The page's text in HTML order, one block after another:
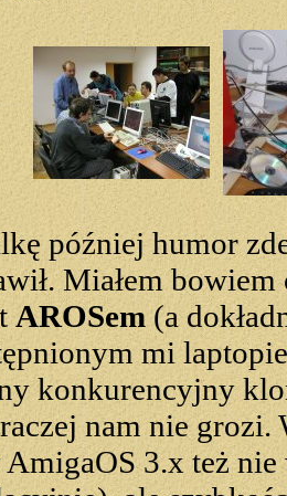
później humor
Miałem
AROSem(a
mi
konkurencyjny
nam nie grozi.
AmigaOS 3.x też